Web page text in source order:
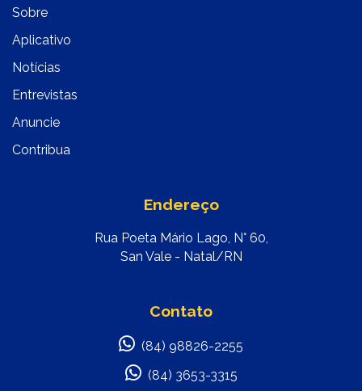
Sobre
Aplicativo
Notícias
Entrevistas
Anuncie
Contribua
Endereço
Rua Poeta Mário Lago, N° 60,
San Vale - Natal/RN
Contato
(84) 98826-2255
(84) 3653-3315